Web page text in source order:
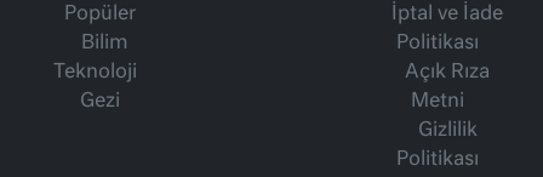
Popüler
Bilim
Teknoloji
Gezi
İptal ve İade
Politikası
Açık Rıza
Metni
Gizlilik
Politikası